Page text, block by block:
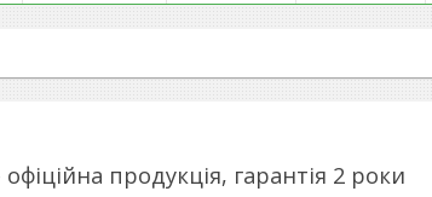
продукція, гарантія 2 роки